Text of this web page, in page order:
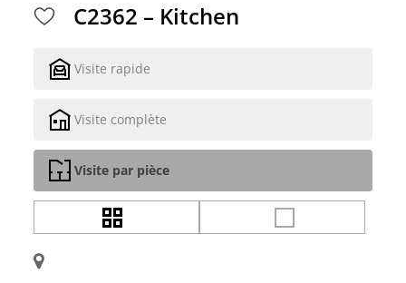
C2362 – Kitchen
Visite rapide
Visite complète
Visite par pièce